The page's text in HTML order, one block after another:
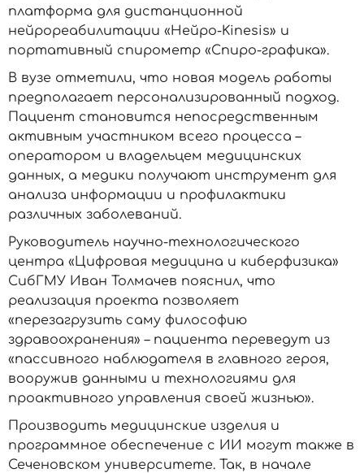
платформа для дистанционной
нейрореабилитации «Нейро-Kinesis» и
портативный спирометр «Спиро-графика».
В вузе отметили, что новая модель работы
предполагает персонализированный подход.
Пациент становится непосредственным
активным участником всего процесса –
оператором и владельцем медицинских
данных, а медики получают инструмент для
анализа информации и профилактики
различных заболеваний.
Руководитель научно-технологического
центра «Цифровая медицина и киберфизика»
СибГМУ Иван Толмачев пояснил, что
реализация проекта позволяет
«перезагрузить саму философию
здравоохранения» – пациента переведут из
«пассивного наблюдателя в главного героя,
вооружив данными и технологиями для
проактивного управления своей жизнью».
Производить медицинские изделия и
программное обеспечение с ИИ могут также в
Сеченовском университете. Так, в начале